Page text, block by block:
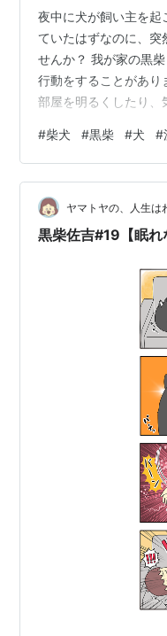
夜中に犬が飼い主を
ていたはずなのに、突
せんか？ 我が家の黒
行動をすることがあ
部屋を明るくしたり、
言いたくなることも
に飼い主を起こした
ちゃんと理由がある
中に飼い主を起こす理
物音や気配で目を覚ま
#柴犬 #黒柴 #犬 #
ヤマトヤの、人生は
黒柴佐吉#19【眠れ